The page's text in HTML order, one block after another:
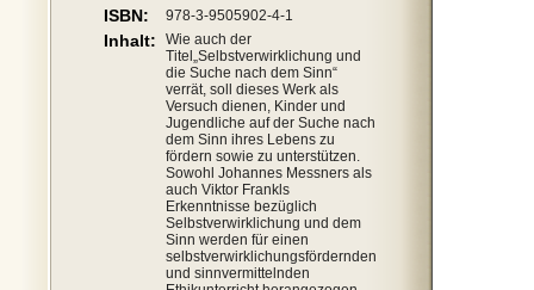
ISBN: 978-3-9505902-4-1
Inhalt:
Wie auch der
Titel„Selbstverwirklichung und
die Suche nach dem Sinn“
verrät, soll dieses Werk als
Versuch dienen, Kinder und
Jugendliche auf der Suche nach
dem Sinn ihres Lebens zu
fördern sowie zu unterstützen.
Sowohl Johannes Messners als
auch Viktor Frankls
Erkenntnisse bezüglich
Selbstverwirklichung und dem
Sinn werden für einen
selbstverwirklichungsfördernden
und sinnvermittelnden